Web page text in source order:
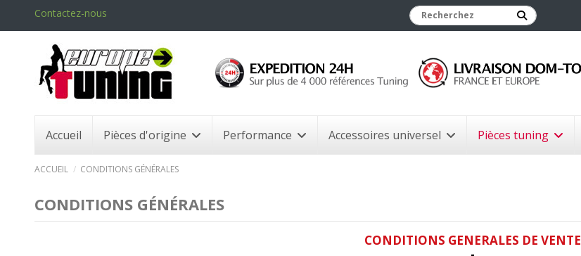
Contactez-nous
Accueil Pièces d'origine Performance Accessoires universel Pièces tuning
ACCUEIL CONDITIONS GÉNÉRALES
CONDITIONS GÉNÉRALES
CONDITIONS GENERALES DE VENTE